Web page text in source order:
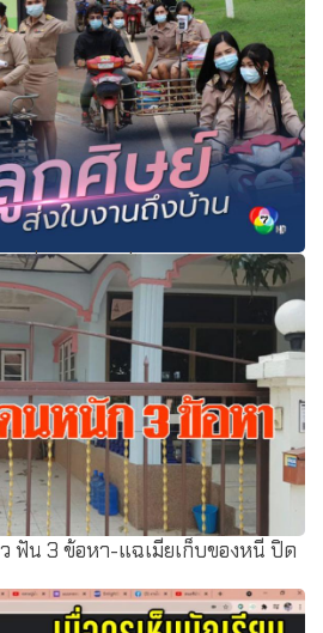
นที่ศรีษะเกษ นั่ง จยย.พ่วงข้าง ส่งใบ
ฟัน 3 ข้อหา-แฉเมียเก็บของหนี ปิด